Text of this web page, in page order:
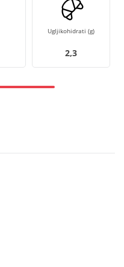
Ugljikohidrati (g)
2,3